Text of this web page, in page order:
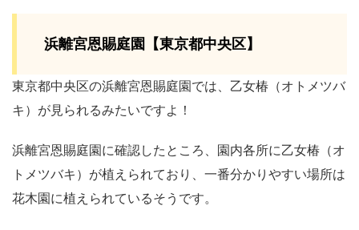
浜離宮恩賜庭園【東京都中央区】
東京都中央区の浜離宮恩賜庭園では、乙女椿（オトメツバ
キ）が見られるみたいですよ！
浜離宮恩賜庭園に確認したところ、園内各所に乙女椿（オ
トメツバキ）が植えられており、一番分かりやすい場所は
花木園に植えられているそうです。